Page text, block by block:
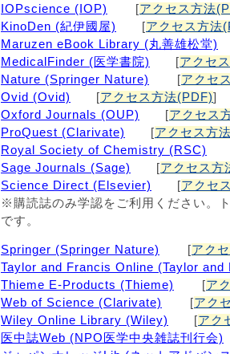
IOPscience (IOP)
[アクセス方法
KinoDen (紀伊國屋)
[アクセス方法
Maruzen eBook Library (丸善雄松堂)
MedicalFinder (医学書院)
[アクセ
Nature (Springer Nature)
[アクセ
Ovid (Ovid)
[アクセス方法(PDF)]
Oxford Journals (OUP)
[アクセス
ProQuest (Clarivate)
[アクセス方
Royal Society of Chemistry (RSC)
Sage Journals (Sage)
[アクセス方
Science Direct (Elsevier)
[アクセ
※購読誌のみ学認をご利用ください。
です。
Springer (Springer Nature) [アク
Taylor and Francis Online (Taylor and
Thieme E-Products (Thieme)
[ア
Web of Science (Clarivate)
[アク
Wiley Online Library (Wiley)
[アク
医中誌Web (NPO医学中央雑誌刊行会)